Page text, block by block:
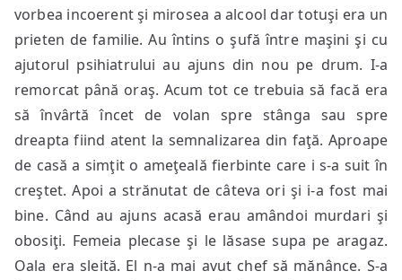
vorbea incoerent şi mirosea a alcool dar totuşi era un
prieten de familie. Au întins o şufă între maşini şi cu
ajutorul psihiatrului au ajuns din nou pe drum. I-a
remorcat până oraş. Acum tot ce trebuia să facă era
să învârtă încet de volan spre stânga sau spre
dreapta fiind atent la semnalizarea din faţă. Aproape
de casă a simţit o ameţeală fierbinte care i s-a suit în
creştet. Apoi a strănutat de câteva ori şi i-a fost mai
bine. Când au ajuns acasă erau amândoi murdari şi
obosiţi. Femeia plecase şi le lăsase supa pe aragaz.
Oala era sleită. El n-a mai avut chef să mănânce. S-a